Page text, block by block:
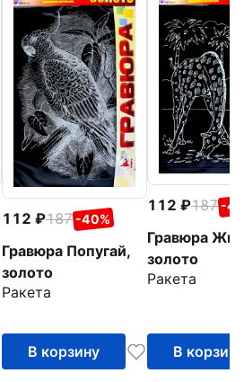
112 187 -40%
Гравюра Попугай,
золото
Ракета
В корзину
112 187 -
Гравюра
золото
Ракета
В корзину